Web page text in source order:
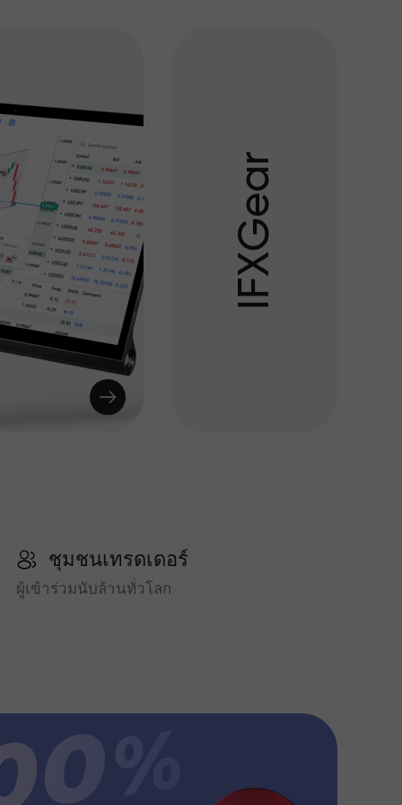
I
F
X
G
e
a
r
ชุมชนเทรดเดอร์
ผู้เข้าร่วมนับล้านทั่วโลก